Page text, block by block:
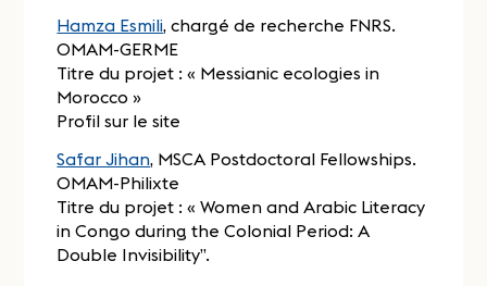
Hamza Esmili, chargé de recherche FNRS.
OMAM-GERME
Titre du projet : « Messianic ecologies in
Morocco »
Profil sur le site
Safar Jihan, MSCA Postdoctoral Fellowships.
OMAM-Philixte
Titre du projet : « Women and Arabic Literacy
in Congo during the Colonial Period: A
Double Invisibility”.